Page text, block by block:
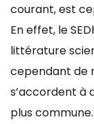
courant, est
En effet, le
littérature
cependant de
s’accordent à
plus